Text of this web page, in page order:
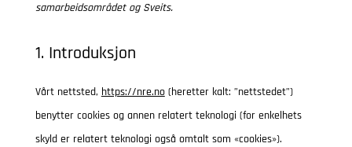
samarbeidsområdet og Sveits.
1. Introduksjon
Vårt nettsted, https://nre.no(heretter kalt: ”nettstedet”)
benytter cookies og annen relatert teknologi (for enkelhets
skyld er relatert teknologi også omtalt som «cookies»).